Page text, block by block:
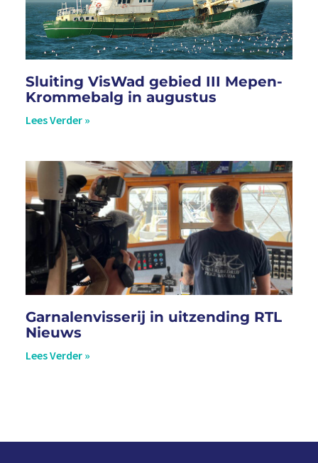
Sluiting VisWad gebied III Mepen-
Krommebalg in augustus
Lees Verder »
Garnalenvisserij in uitzending RTL
Nieuws
Lees Verder »